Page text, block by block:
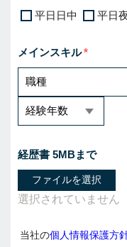
平日日中
平日
メインスキル
経歴書 5MBまで
ファイルを選択
当社の個人情報保護方